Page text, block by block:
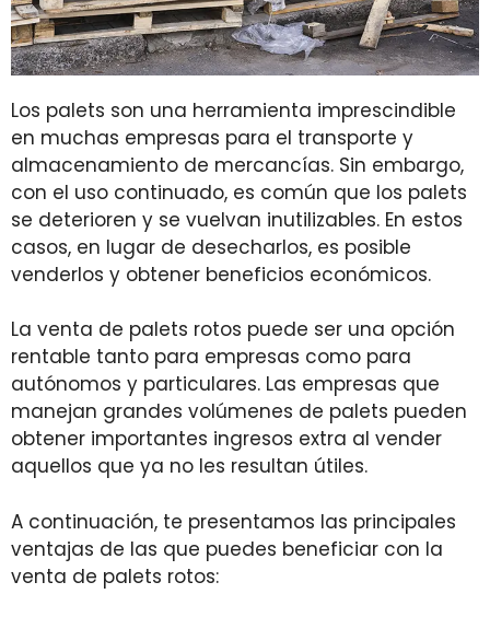
Los palets son una herramienta imprescindible
en muchas empresas para el transporte y
almacenamiento de mercancías. Sin embargo,
con el uso continuado, es común que los palets
se deterioren y se vuelvan inutilizables. En estos
casos, en lugar de desecharlos, es posible
venderlos y obtener beneficios económicos.
La venta de palets rotos puede ser una opción
rentable tanto para empresas como para
autónomos y particulares. Las empresas que
manejan grandes volúmenes de palets pueden
obtener importantes ingresos extra al vender
aquellos que ya no les resultan útiles.
A continuación, te presentamos las principales
ventajas de las que puedes beneficiar con la
venta de palets rotos: